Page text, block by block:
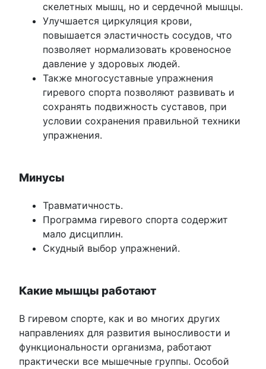
скелетных мышц, но и сердечной мышцы.
Улучшается циркуляция крови,
повышается эластичность сосудов, что
позволяет нормализовать кровеносное
давление у здоровых людей.
Также многосуставные упражнения
гиревого спорта позволяют развивать и
сохранять подвижность суставов, при
условии сохранения правильной техники
упражнения.
Минусы
Травматичность.
Программа гиревого спорта содержит
мало дисциплин.
Скудный выбор упражнений.
Какие мышцы работают
В гиревом спорте, как и во многих других
направлениях для развития выносливости и
функциональности организма, работают
практически все мышечные группы. Особой